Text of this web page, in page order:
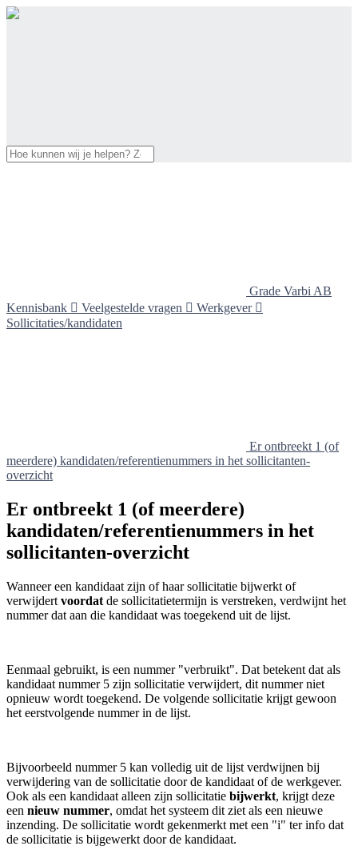
Grade Varbi AB
Kennisbank  Veelgestelde vragen  Werkgever 
Sollicitaties/kandidaten
Er ontbreekt 1 (of
meerdere) kandidaten/referentienummers in het sollicitanten-
overzicht
Er ontbreekt 1 (of meerdere)
kandidaten/referentienummers in het
sollicitanten-overzicht
Wanneer een kandidaat zijn of haar sollicitatie bijwerkt of
verwijdert voordat de sollicitatietermijn is verstreken, verdwijnt het
nummer dat aan die kandidaat was toegekend uit de lijst.
Eenmaal gebruikt, is een nummer "verbruikt". Dat betekent dat als
kandidaat nummer 5 zijn sollicitatie verwijdert, dit nummer niet
opnieuw wordt toegekend. De volgende sollicitatie krijgt gewoon
het eerstvolgende nummer in de lijst.
Bijvoorbeeld nummer 5 kan volledig uit de lijst verdwijnen bij
verwijdering van de sollicitatie door de kandidaat of de werkgever.
Ook als een kandidaat alleen zijn sollicitatie bijwerkt, krijgt deze
een nieuw nummer, omdat het systeem dit ziet als een nieuwe
inzending. De sollicitatie wordt gekenmerkt met een "i" ter info dat
de sollicitatie is bijgewerkt door de kandidaat.